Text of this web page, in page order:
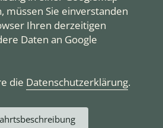
müssen Sie einverstanden
Ihren derzeitigen
Daten an Google
die Datenschutzerklärung.